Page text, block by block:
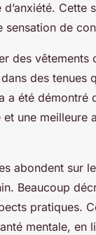
d’anxiété.
sensation de
des vêtements
dans des
a été
et une
abondent sur
Beaucoup
pratiques.
mentale, en